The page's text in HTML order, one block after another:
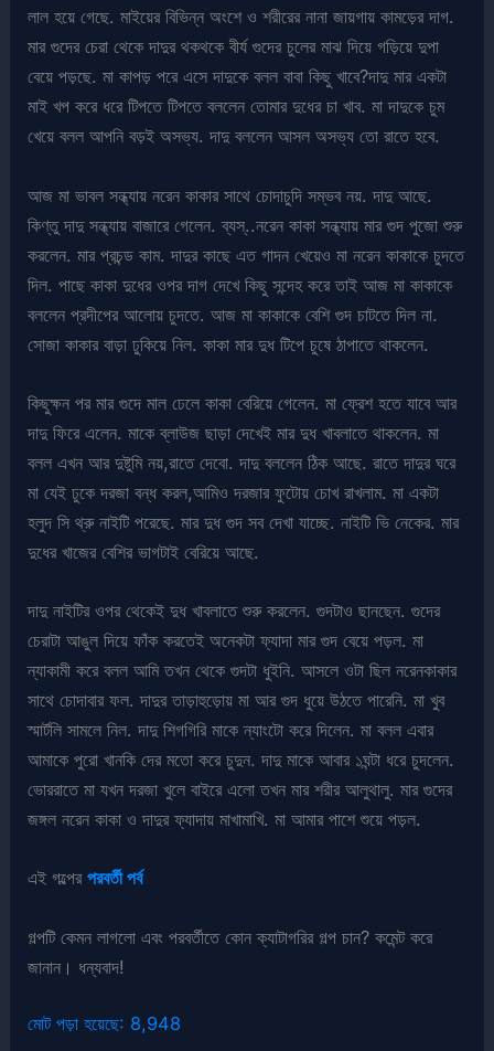
লাল হয়ে গেছে. মাইয়ের বিভিন্ন অংশে ও শরীরের নানা জায়গায় কামড়ের দাগ.
মার গুদের চেরা থেকে দাদুর থকথকে বীর্য গুদের চুলের মাঝ দিয়ে গড়িয়ে দুপা
বেয়ে পড়ছে. মা কাপড় পরে এসে দাদুকে বলল বাবা কিছু খাবে?দাদু মার একটা
মাই খপ করে ধরে টিপতে টিপতে বললেন তোমার দুধের চা খাব. মা দাদুকে চুম
খেয়ে বলল আপনি বড়ই অসভ্য. দাদু বললেন আসল অসভ্য তো রাতে হবে.
আজ মা ভাবল সন্ধ্যায় নরেন কাকার সাথে চোদাচুদি সম্ভব নয়. দাদু আছে.
কিণ্তু দাদু সন্ধ্যায় বাজারে গেলেন. ব্যস্..নরেন কাকা সন্ধ্যায় মার গুদ পুজো শুরু
করলেন. মার প্রচন্ড কাম. দাদুর কাছে এত গাদন খেয়েও মা নরেন কাকাকে চুদতে
দিল. পাছে কাকা দুধের ওপর দাগ দেখে কিছু সন্দেহ করে তাই আজ মা কাকাকে
বললেন প্রদীপের আলোয় চুদতে. আজ মা কাকাকে বেশি গুদ চাটতে দিল না.
সোজা কাকার বাড়া ঢুকিয়ে নিল. কাকা মার দুধ টিপে চুষে ঠাপাতে থাকলেন.
কিছুক্ষন পর মার গুদে মাল ঢেলে কাকা বেরিয়ে গেলেন. মা ফ্রেশ হতে যাবে আর
দাদু ফিরে এলেন. মাকে ব্লাউজ ছাড়া দেখেই মার দুধ খাবলাতে থাকলেন. মা
বলল এখন আর দুষ্টুমি নয়,রাতে দেবো. দাদু বললেন ঠিক আছে. রাতে দাদুর ঘরে
মা যেই ঢুকে দরজা বন্ধ করল,আমিও দরজার ফুটোয় চোখ রাখলাম. মা একটা
হলুদ সি থ্রু নাইটি পরেছে. মার দুধ গুদ সব দেখা যাচ্ছে. নাইটি ভি নেকের. মার
দুধের খাজের বেশির ভাগটাই বেরিয়ে আছে.
দাদু নাইটির ওপর থেকেই দুধ খাবলাতে শুরু করলেন. গুদটাও ছানছেন. গুদের
চেরাটা আঙুল দিয়ে ফাঁক করতেই অনেকটা ফ্যাদা মার গুদ বেয়ে পড়ল. মা
ন্যাকামী করে বলল আমি তখন থেকে গুদটা ধুইনি. আসলে ওটা ছিল নরেনকাকার
সাথে চোদাবার ফল. দাদুর তাড়াহুড়োয় মা আর গুদ ধুয়ে উঠতে পারেনি. মা খুব
স্মার্টলি সামলে নিল. দাদু শিগগিরি মাকে ন্যাংটো করে দিলেন. মা বলল এবার
আমাকে পুরো খানকি দের মতো করে চুদুন. দাদু মাকে আবার ১ঘন্টা ধরে চুদলেন.
ভোররাতে মা যখন দরজা খুলে বাইরে এলো তখন মার শরীর আলুথালু. মার গুদের
জঙ্গল নরেন কাকা ও দাদুর ফ্যাদায় মাখামাখি. মা আমার পাশে শুয়ে পড়ল.
এই গল্পেরপরবর্তী পর্ব
গল্পটি কেমন লাগলো এবং পরবর্তীতে কোন ক্যাটাগরির গল্প চান? কমেন্ট করে
জানান। ধন্যবাদ!
মোট পড়া হয়েছে: 8,948